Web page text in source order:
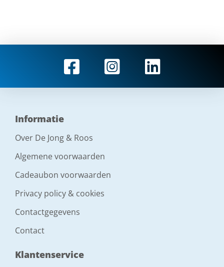
Informatie
Over De Jong & Roos
Algemene voorwaarden
Cadeaubon voorwaarden
Privacy policy & cookies
Contactgegevens
Contact
Klantenservice